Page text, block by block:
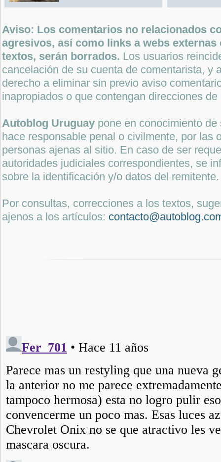
Aviso: Los comentarios no relacionados
agresivos, así como links a webs
textos, serán borrados. Los usuarios
cancelación de su cuenta de comentarista, y
derecho a eliminar sin previo aviso
inapropiados o que contengan direcciones
Autoblog Uruguay pone en conocimiento
hace responsable penal o civilmente, por las
personas ajenas al sitio. En caso de ser
autoridades judiciales correspondientes, se
sobre la identificación y/o datos del remitente.
Por consultas, correcciones a los textos,
ajenos a los artículos: